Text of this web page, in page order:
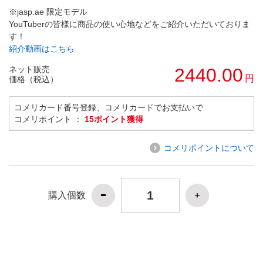
※jasp.ae 限定モデル
YouTuberの皆様に商品の使い心地などをご紹介いただいておりま
す！
紹介動画はこちら
ネット販売
価格（税込）
2440.00 円
コメリカード番号登録、コメリカードでお支払いで
コメリポイント ： 15ポイント獲得
コメリポイントについて
購入個数